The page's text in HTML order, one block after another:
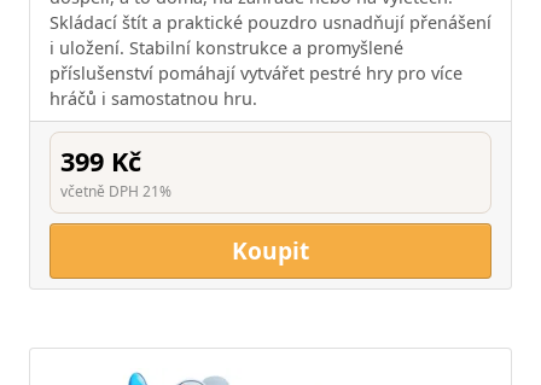
Skládací štít a praktické pouzdro usnadňují přenášení
i uložení. Stabilní konstrukce a promyšlené
příslušenství pomáhají vytvářet pestré hry pro více
hráčů i samostatnou hru.
399 Kč
včetně DPH 21%
Koupit